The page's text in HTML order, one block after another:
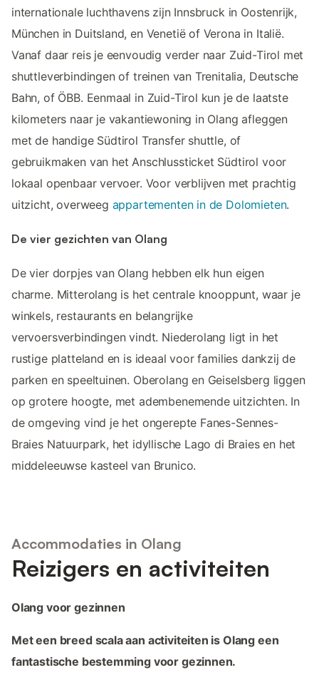
internationale luchthavens zijn Innsbruck in Oostenrijk,
München in Duitsland, en Venetië of Verona in Italië.
Vanaf daar reis je eenvoudig verder naar Zuid-Tirol met
shuttleverbindingen of treinen van Trenitalia, Deutsche
Bahn, of ÖBB. Eenmaal in Zuid-Tirol kun je de laatste
kilometers naar je vakantiewoning in Olang afleggen
met de handige Südtirol Transfer shuttle, of
gebruikmaken van het Anschlussticket Südtirol voor
lokaal openbaar vervoer. Voor verblijven met prachtig
uitzicht, overweeg appartementen in de Dolomieten.
De vier gezichten van Olang
De vier dorpjes van Olang hebben elk hun eigen
charme. Mitterolang is het centrale knooppunt, waar je
winkels, restaurants en belangrijke
vervoersverbindingen vindt. Niederolang ligt in het
rustige platteland en is ideaal voor families dankzij de
parken en speeltuinen. Oberolang en Geiselsberg liggen
op grotere hoogte, met adembenemende uitzichten. In
de omgeving vind je het ongerepte Fanes-Sennes-
Braies Natuurpark, het idyllische Lago di Braies en het
middeleeuwse kasteel van Brunico.
Accommodaties in Olang
Reizigers en activiteiten
Olang voor gezinnen
Met een breed scala aan activiteiten is Olang een
fantastische bestemming voor gezinnen.